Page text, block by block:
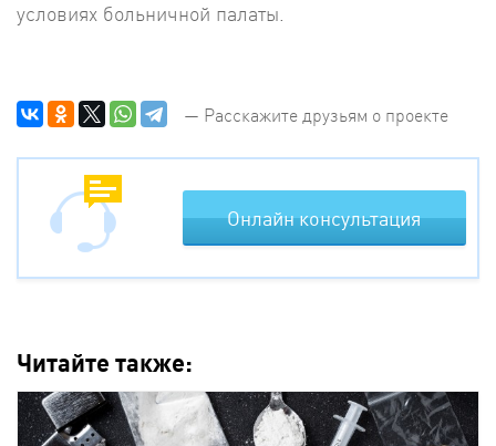
условиях больничной палаты.
— Расскажите друзьям о проекте
Онлайн консультация
Читайте также: